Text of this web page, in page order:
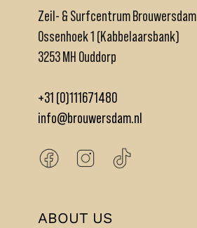
Zeil- & Surfcentrum Brouwersdam
Ossenhoek 1 (Kabbelaarsbank)
3253 MH Ouddorp
+31 (0)111671480
info@brouwersdam.nl
ABOUT US